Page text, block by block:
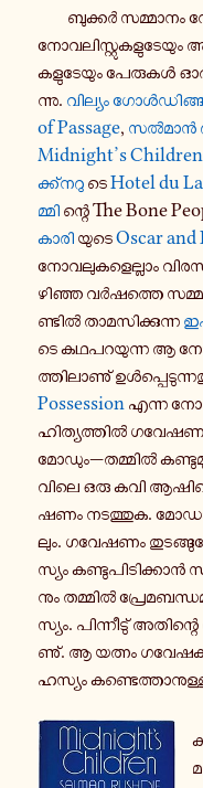
ബു­ക്കർ സ­മ്മാ­നം
നോ­വ­ലി­സ്റ്റു­ക­ളു­ടേ­യും
ക­ളു­ടേ­യും പേ­രു­കൾ
ന്നു. വി­ല്യം
of Passage, സൽമാൻ
Midnight’s Children
ക്ക്ന­റു ടെHotel du
മ്മി ന്റെ The Bone
കാരി യുടെOscar
നോ­വ­ലു­ക­ളെ­ല്ലാം
ഴി­ഞ്ഞ വർ­ഷ­ത്തെ
ണ്ടിൽ താ­മ­സി­ക്കു­ന്ന
ടെ ക­ഥ­പ­റ­യു­ന്ന ആ
ത്തി­ലാ­ണു്
Possession എന്ന
ഹി­ത്യ­ത്തിൽ
മോഡും—ത­മ്മിൽ
വി­ലെ ഒരു കവി
ഷ­ണം ന­ട­ത്തു­ക.
ലും. ഗ­വേ­ഷ­ണം
സ്യം ക­ണ്ടു­പി­ടി­ക്കാൻ
നും ത­മ്മിൽ
സ്യം. പി­ന്നീ­ടു്
ണു്. ആ യത്നം
ഹ­സ്യം ക­ണ്ടെ­ത്താ­നു­ള്ള